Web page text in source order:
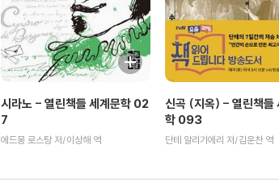
시라노 - 열린책들 세계문학 02
7
에드몽 로스탕 저/이상해 역
신곡 (지옥) - 열린책들
학 093
단테 알리기에리 저/김운찬 역